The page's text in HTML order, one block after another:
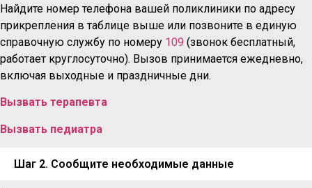
Найдите номер телефона вашей поликлиники по адресу
прикрепления в таблице выше или позвоните в единую
справочную службу по номеру 109 (звонок бесплатный,
работает круглосуточно). Вызов принимается ежедневно,
включая выходные и праздничные дни.
Вызвать терапевта
Вызвать педиатра
Шаг 2. Сообщите необходимые данные